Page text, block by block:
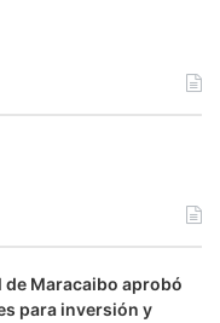
Maracaibo aprobó
para inversión y